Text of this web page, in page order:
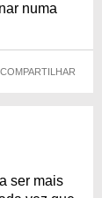
numa
COMPARTILHAR
ser mais